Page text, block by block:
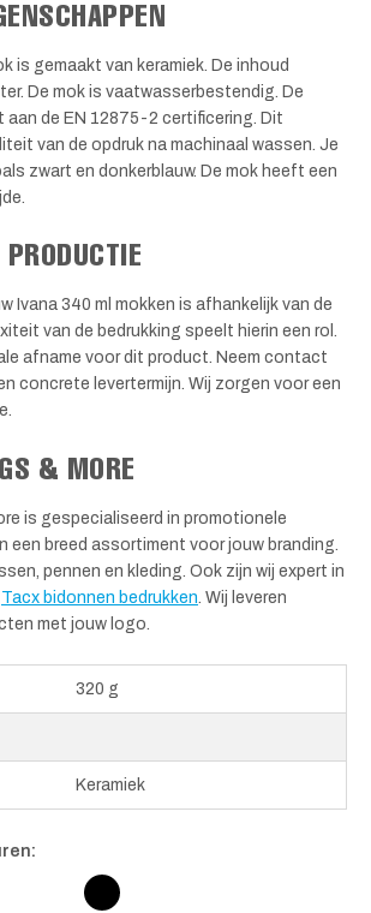
is gemaakt van keramiek. De inhoud
De mok is vaatwasserbestendig. De
aan de EN 12875-2 certificering. Dit
van de opdruk na machinaal wassen. Je
zwart en donkerblauw. De mok heeft een
Ivana 340 ml mokken is afhankelijk van de
van de bedrukking speelt hierin een rol.
afname voor dit product. Neem contact
concrete levertermijn. Wij zorgen voor een
& MORE
is gespecialiseerd in promotionele
een breed assortiment voor jouw branding.
pennen en kleding. Ook zijn wij expert in
Tacx bidonnen bedrukken . Wij leveren
met jouw logo.
320 g
Keramiek